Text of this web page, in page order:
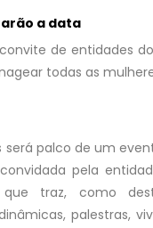
a data
de entidades
todas as
palco de um
pela
traz, como
palestras,